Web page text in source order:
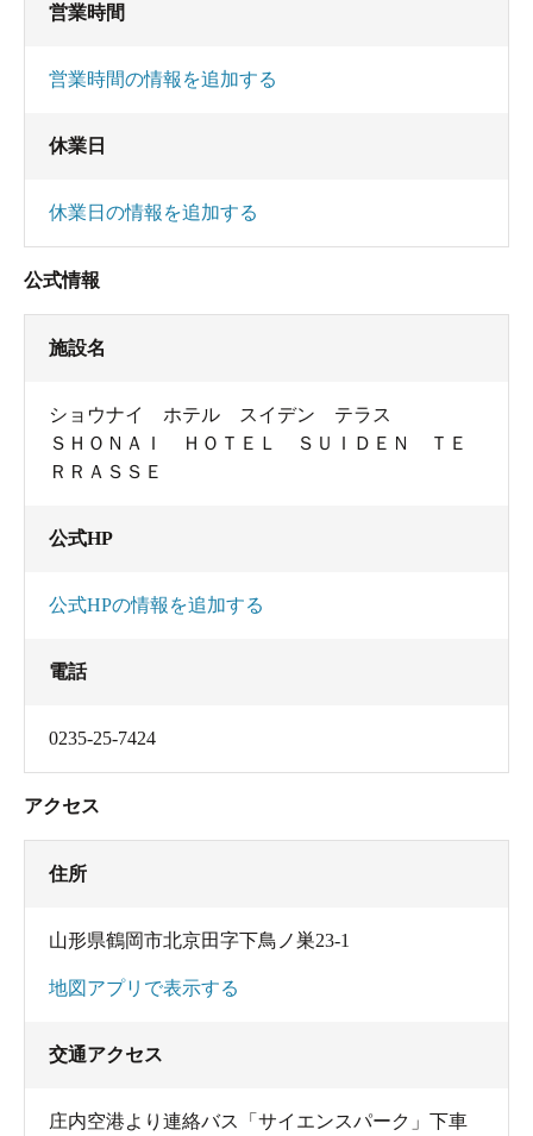
営業時間
営業時間の情報を追加する
休業日
休業日の情報を追加する
公式情報
施設名
ショウナイ ホテル スイデン テラス
ＳＨＯＮＡＩ ＨＯＴＥＬ ＳＵＩＤＥＮ ＴＥ
ＲＲＡＳＳＥ
公式HP
公式HPの情報を追加する
電話
0235-25-7424
アクセス
住所
山形県鶴岡市北京田字下鳥ノ巣23-1
地図アプリで表示する
交通アクセス
庄内空港より連絡バス「サイエンスパーク」下車